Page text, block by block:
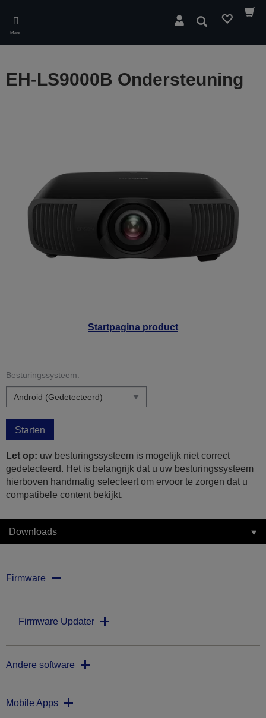
main
content
Menu
Zoeken
Startpagina product
EH-LS9000B Ondersteuning
Besturingssysteem:
Starten
Let op: uw besturingssysteem is mogelijk niet correct
gedetecteerd. Het is belangrijk dat u uw besturingssysteem
hierboven handmatig selecteert om ervoor te zorgen dat u
compatibele content bekijkt.
Downloads
Firmware
Firmware Updater
Andere software
Mobile Apps